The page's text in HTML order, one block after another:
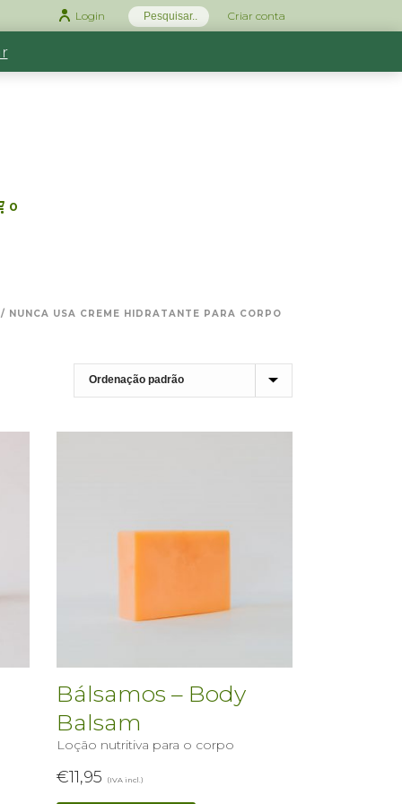
Criar conta
Login
0
/ NUNCA USA CREME HIDRATANTE PARA CORPO
Bálsamos – Body
Balsam
Loção nutritiva para o corpo
€11,95 (IVA incl.)